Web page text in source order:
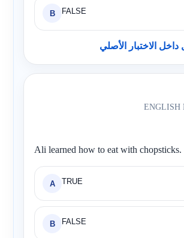
B FALSE
الاختبار الأصلي
ENGLISH
Ali learned how to eat with chopsticks.
A TRUE
B FALSE